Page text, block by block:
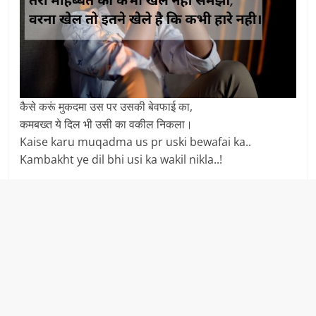
कैसे करूं मुकदमा उस पर उसकी बेवफाई का,
कमबख्त ये दिल भी उसी का वकील निकला।
Kaise karu muqadma us pr uski bewafai ka..
Kambakht ye dil bhi usi ka wakil nikla..!